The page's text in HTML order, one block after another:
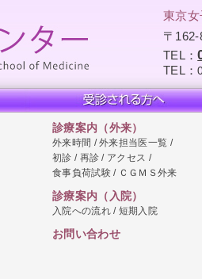
東京
〒
TEL：
TEL：
診療案内（外来）
外来時間 / 外来担当医一覧 /
初診 / 再診 / アクセス /
食事負荷試験 / ＣＧＭＳ外来
診療案内（入院）
入院への流れ / 短期入院
お問い合わせ